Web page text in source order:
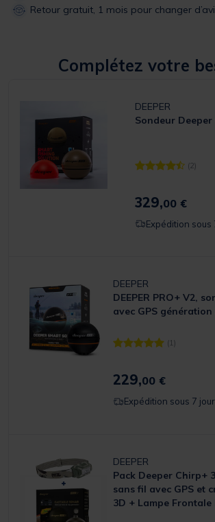
Retour gratuit, 1 mois pour changer
Complétez votre
DEEPER
Sondeur
[object Object]
(2)
329,00 €
Expédition sous
DEEPER
DEEPER PRO+ V2,
avec GPS génération
[object Object] out of
(1)
229,00 €
Expédition sous 7
DEEPER
Pack Deeper Chirp+
sans fil avec GPS et
3D + Lampe Frontale